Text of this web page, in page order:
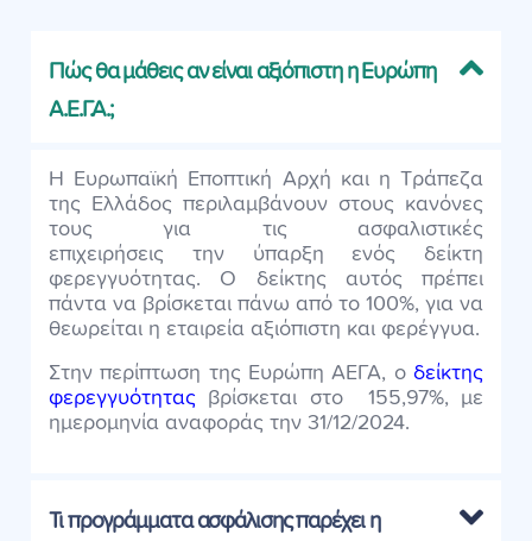
Πώς θα μάθεις αν είναι αξιόπιστη η Ευρώπη
Α.Ε.Γ.Α.;
Η Ευρωπαϊκή Εποπτική Αρχή και η Τράπεζα
της Ελλάδος περιλαμβάνουν στους κανόνες
τους για τις ασφαλιστικές
επιχειρήσεις την ύπαρξη ενός δείκτη
φερεγγυότητας. Ο δείκτης αυτός πρέπει
πάντα να βρίσκεται πάνω από το 100%, για να
θεωρείται η εταιρεία αξιόπιστη και φερέγγυα.
Στην περίπτωση της Ευρώπη ΑΕΓΑ, ο δείκτης
φερεγγυότητας βρίσκεται στο 155,97%, με
ημερομηνία αναφοράς την 31/12/2024.
Τι προγράμματα ασφάλισης παρέχει η